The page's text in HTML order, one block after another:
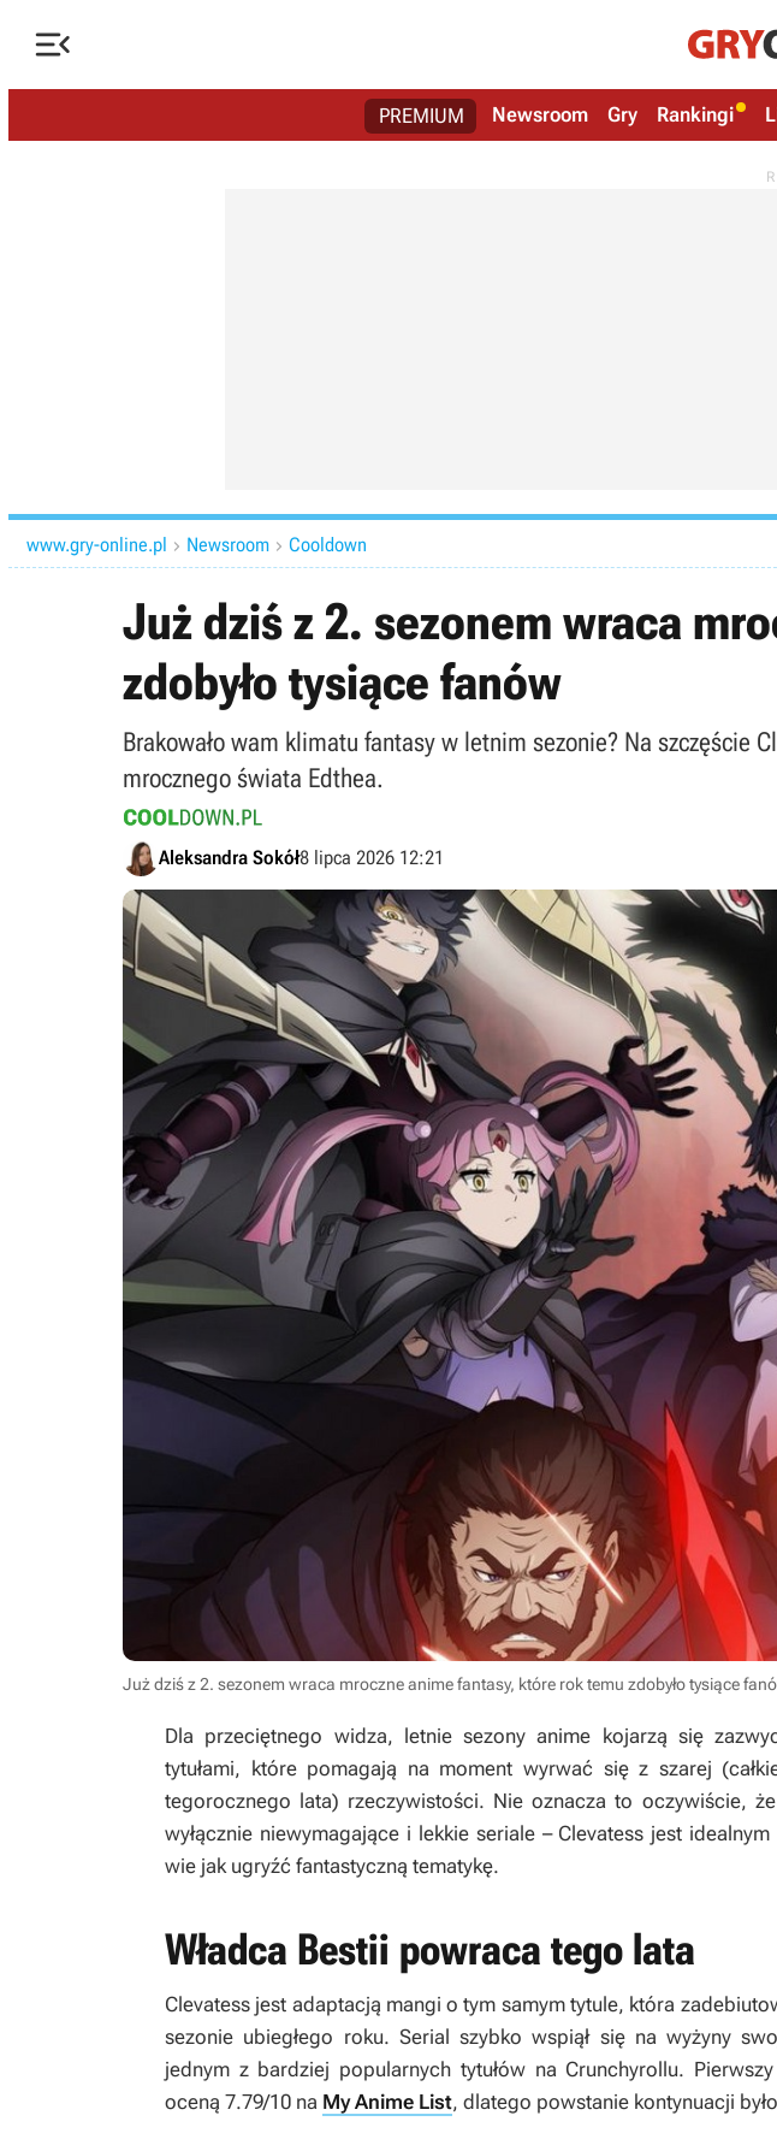

PREMIUM Newsroom Gry Rankingi
www.gry-online.pl  Newsroom  Cooldown
Już dziś z 2. sezonem wraca
zdobyło tysiące fanów
Brakowało wam klimatu fantasy w letnim sezonie? Na szczęście
mrocznego świata Edthea.
Aleksandra Sokół8 lipca 2026 12:21
Już dziś z 2. sezonem wraca mroczne anime fantasy, które rok temu zdobyło tysiące
Dla przeciętnego widza, letnie sezony anime kojarzą się
tytułami, które pomagają na moment wyrwać się z szarej
tegorocznego lata) rzeczywistości. Nie oznacza to oczywiście,
wyłącznie niewymagające i lekkie seriale – Clevatess jest idealnym
wie jak ugryźć fantastyczną tematykę.
Władca Bestii powraca tego lata
Clevatess jest adaptacją mangi o tym samym tytule, która
sezonie ubiegłego roku. Serial szybko wspiął się na wyżyny
jednym z bardziej popularnych tytułów na Crunchyrollu.
oceną 7.79/10 na My Anime List, dlatego powstanie kontynuacji